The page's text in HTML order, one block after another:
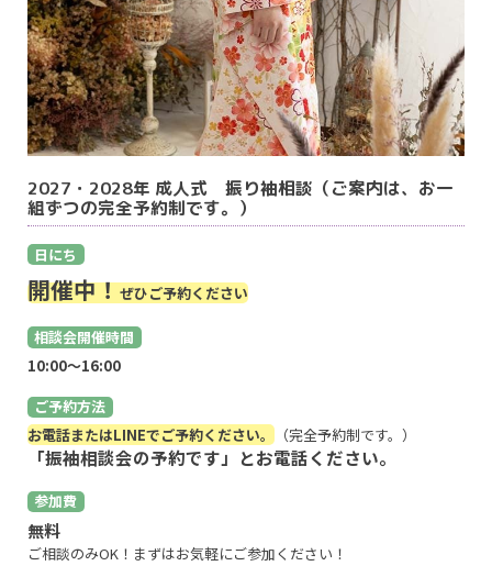
2027・2028年 成人式 振り袖相談（ご案内は、お一
組ずつの完全予約制です。）
日にち
開催中！ぜひご予約ください
相談会開催時間
10:00〜16:00
ご予約方法
お電話またはLINEでご予約ください。（完全予約制です。）
「振袖相談会の予約です」とお電話ください。
参加費
無料
ご相談のみOK！まずはお気軽にご参加ください！